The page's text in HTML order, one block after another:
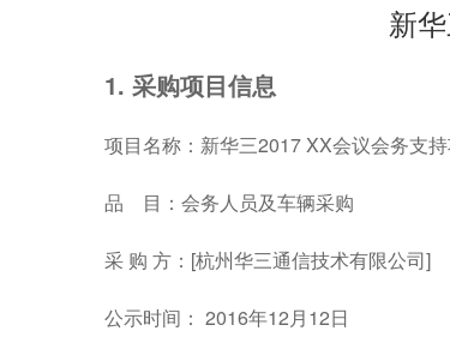
新
1. 采购项目信息
项目名称：新华三2017 XX会议会务支持
品 目：会务人员及车辆采购
采 购 方：[杭州华三通信技术有限公司]
公示时间： 2016年12月12日